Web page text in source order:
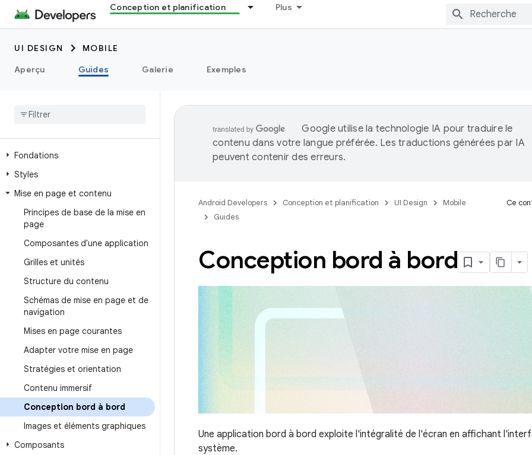
Conception et planification Plus
UI DESIGN
MOBILE
Aperçu
Guides Galerie Exemples
Fondations
Styles
Mise en page et contenu
Principes de base de la mise en
page
Composantes d'une application
Grilles et unités
Structure du contenu
Schémas de mise en page et de
navigation
Mises en page courantes
Adapter votre mise en page
Stratégies et orientation
Contenu immersif
Conception bord à bord
Images et éléments graphiques
Composants
Google utilise la technologie IA pour traduire le
contenu dans votre langue préférée. Les traductions générées par IA
peuvent contenir des erreurs.
Android Developers Conception et planification UI Design
Mobile
Guides
Ce
Conception bord à bord
Une application bord à bord exploite l'intégralité de l'écran en affichant
système.